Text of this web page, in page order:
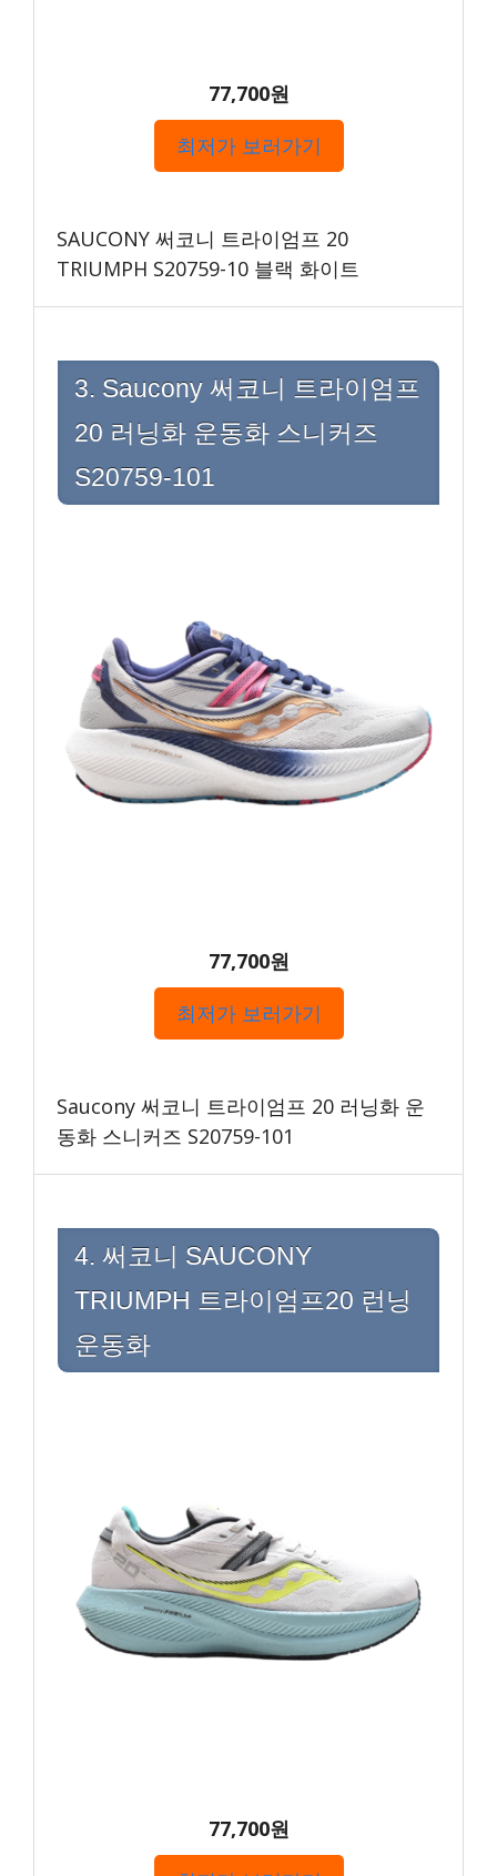
77,700원
최저가 보러가기
SAUCONY 써코니 트라이엄프 20
TRIUMPH S20759-10 블랙 화이트
3. Saucony 써코니 트라이엄프
20 러닝화 운동화 스니커즈
S20759-101
77,700원
최저가 보러가기
Saucony 써코니 트라이엄프 20 러닝화 운
동화 스니커즈 S20759-101
4. 써코니 SAUCONY
TRIUMPH 트라이엄프20 런닝
운동화
77,700원